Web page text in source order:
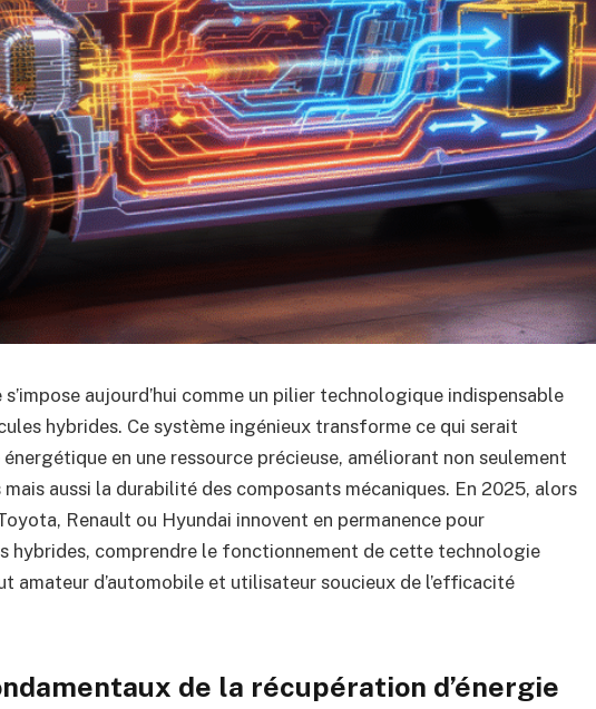
s’impose aujourd’hui comme un pilier technologique indispensable
hybrides. Ce système ingénieux transforme ce qui serait
en une ressource précieuse, améliorant non seulement
mais aussi la durabilité des composants mécaniques. En 2025, alors
Renault ou Hyundai innovent en permanence pour
hybrides, comprendre le fonctionnement de cette technologie
amateur d’automobile et utilisateur soucieux de l’efficacité
de la récupération d’énergie